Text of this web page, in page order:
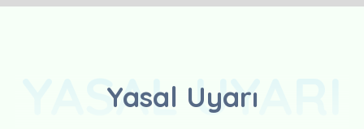
Yasal Uyarı
YASAL UYARI